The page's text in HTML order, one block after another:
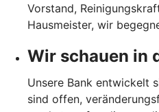
Vorstand,
Hausmeister, wir
Wir schauen in
Unsere Bank entwickelt
sind offen,